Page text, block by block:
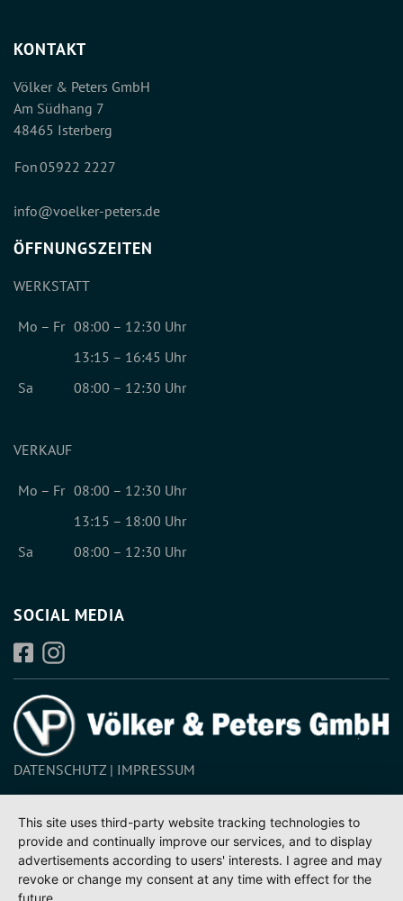
KONTAKT
Völker & Peters GmbH
Am Südhang 7
48465 Isterberg
Fon05922 2227
info@voelker-peters.de
ÖFFNUNGSZEITEN
WERKSTATT
Mo – Fr 08:00 – 12:30 Uhr
13:15 – 16:45 Uhr
Sa
08:00 – 12:30 Uhr
VERKAUF
Mo – Fr 08:00 – 12:30 Uhr
13:15 – 18:00 Uhr
Sa
08:00 – 12:30 Uhr
SOCIAL MEDIA
DATENSCHUTZ IMPRESSUM
This site uses third-party website tracking technologies to
provide and continually improve our services, and to display
advertisements according to users' interests. I agree and may
revoke or change my consent at any time with effect for the
future.